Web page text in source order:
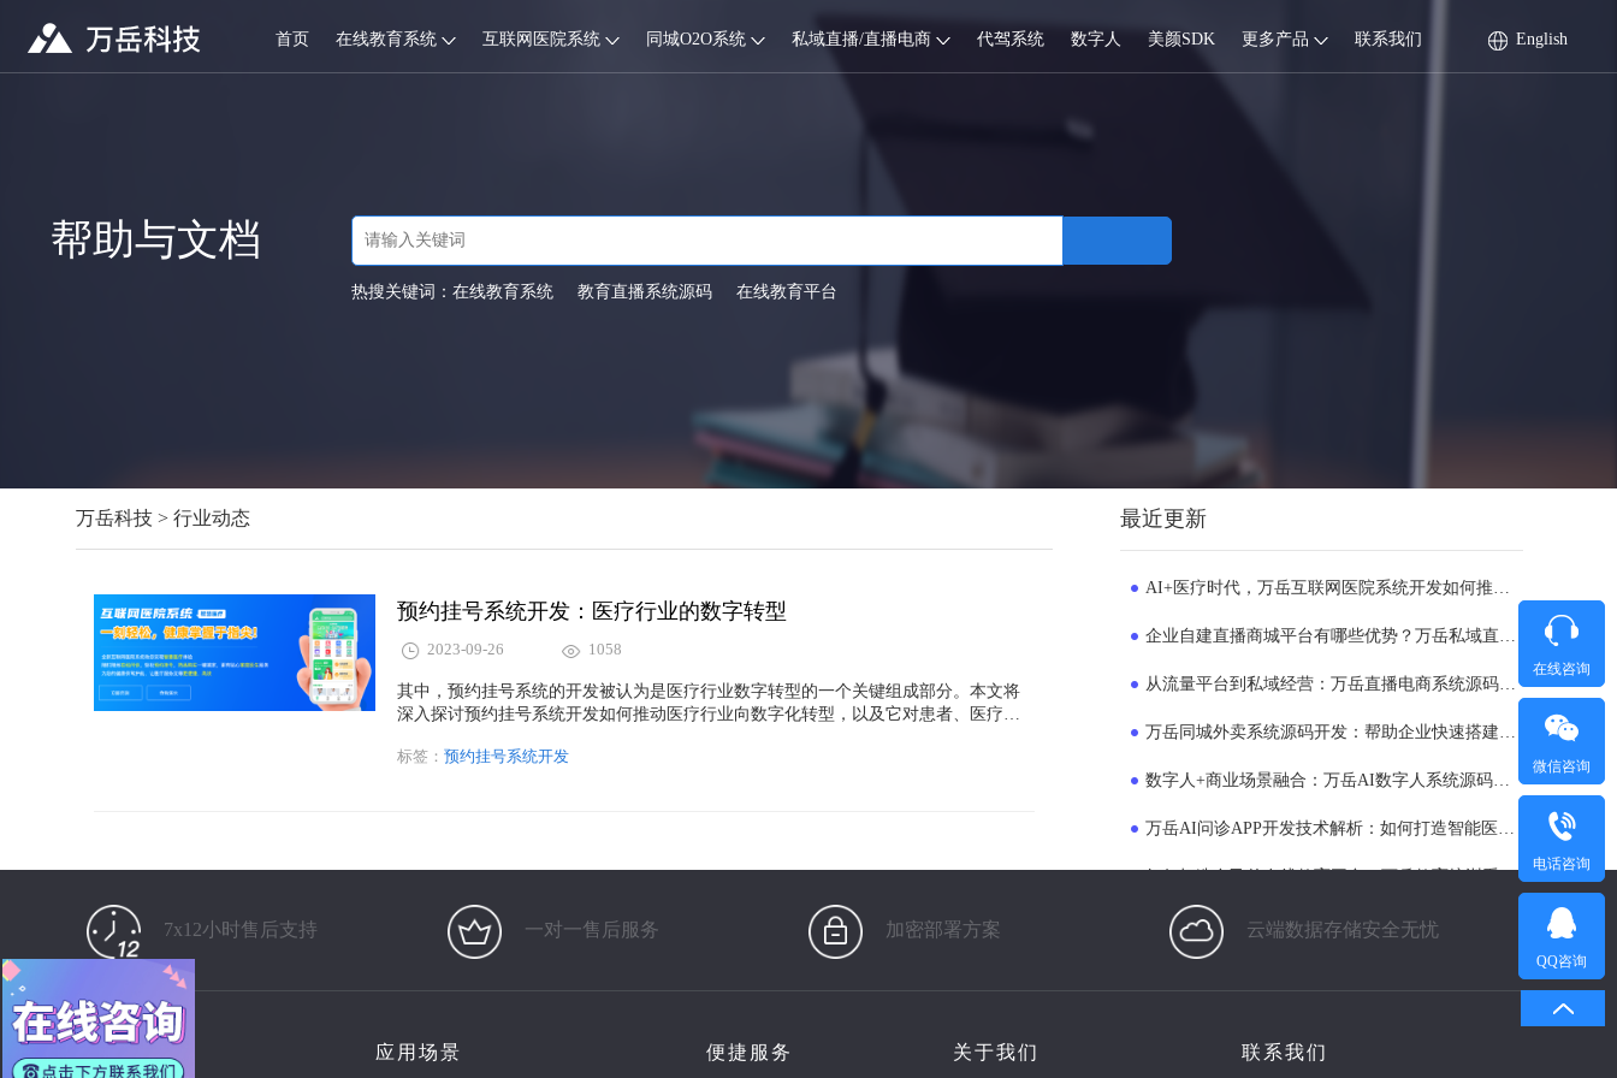
首页 在线教育系统 互联网医院系统 同城O2O系统 私域直播/直播电商 代驾系统 数字人 美颜SDK 更多产品 联系我们 English
帮助与文档
热搜关键词： 在线教育系统 教育直播系统源码 在线教育平台
万岳科技> 行业动态
预约挂号系统开发：医疗行业的数字转型
2023-09-26 1058
其中，预约挂号系统的开发被认为是医疗行业数字转型的一个关键组成部分。本文将
深入探讨预约挂号系统开发如何推动医疗行业向数字化转型，以及它对患者、医疗机
标签：预约挂号系统开发
最近更新
如何打造自己的在线教育平台？万岳教育培训系统源码商业模式解析
在线咨询
微信咨询
电话咨询
QQ咨询
7x12小时售后支持 一对一售后服务 加密部署方案 云端数据存储安全无忧
应用场景 便捷服务 关于我们 联系我们